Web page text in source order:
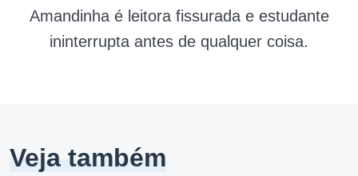
Amandinha é leitora fissurada e estudante
ininterrupta antes de qualquer coisa.
Veja também